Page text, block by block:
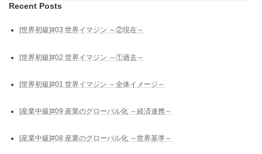
Recent Posts
[世界初級]#03 世界イマジン ～②現在～
[世界初級]#02 世界イマジン ～①過去～
[世界初級]#01 世界イマジン ～全体イメージ～
[産業中級]#09 産業のグローバル化 ～経済連携～
[産業中級]#08 産業のグローバル化 ～世界基準～